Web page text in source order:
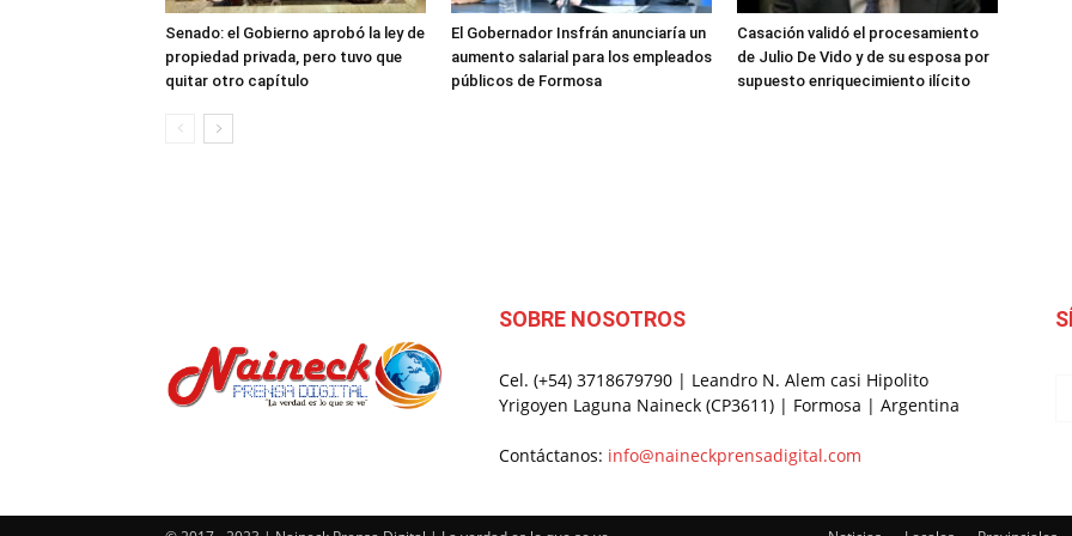
Senado: el Gobierno aprobó la ley de
propiedad privada, pero tuvo que
quitar otro capítulo
El Gobernador Insfrán anunciaría un
aumento salarial para los empleados
públicos de Formosa
Casación validó el procesamiento
de Julio De Vido y de su esposa por
supuesto enriquecimiento ilícito
SOBRE NOSOTROS
Cel. (+54) 3718679790 | Leandro N. Alem casi Hipolito
Yrigoyen Laguna Naineck (CP3611) | Formosa | Argentina
Contáctanos: info@naineckprensadigital.com